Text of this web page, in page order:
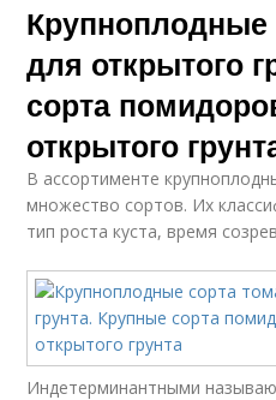
Крупноплодные
для открытого
сорта
открытого
В ассортименте
множество сортов. Их
тип роста куста, время
Индетерминантными